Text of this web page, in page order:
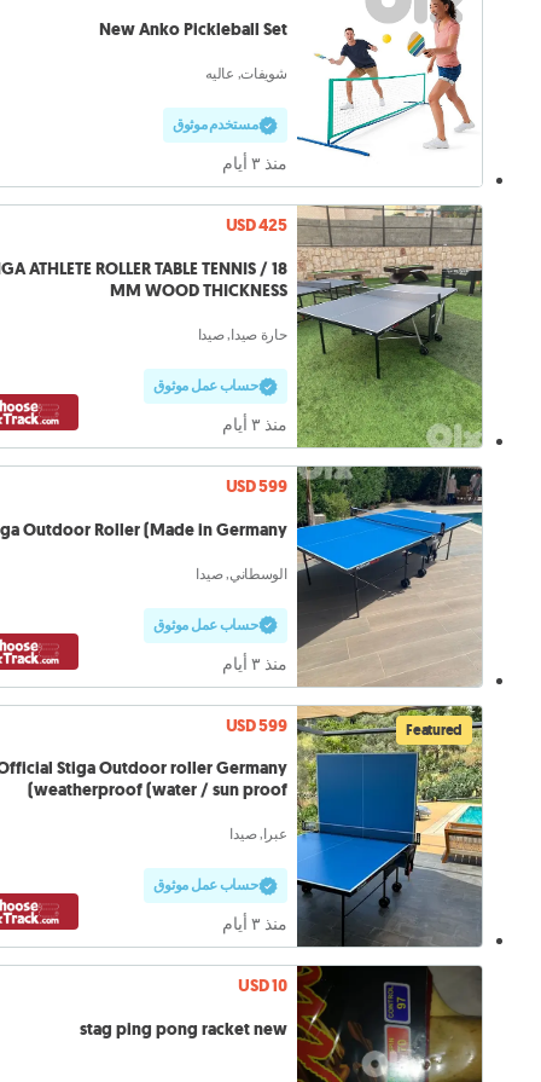
New Anko Pickleball Set
شويفات, عاليه
مستخدم موثوق
منذ ٣ أيام
USD 425
ATHLETE ROLLER TABLE TENNIS / 18
MM WOOD THICKNESS
حارة صيدا, صيدا
حساب عمل موثوق
منذ ٣ أيام
USD 599
Outdoor Roller (Made in Germany)
الوسطاني, صيدا
حساب عمل موثوق
منذ ٣ أيام
Featured
USD 599
Stiga Outdoor roller Germany
weatherproof (water / sun proof)
عبرا, صيدا
حساب عمل موثوق
منذ ٣ أيام
USD 10
stag ping pong racket new